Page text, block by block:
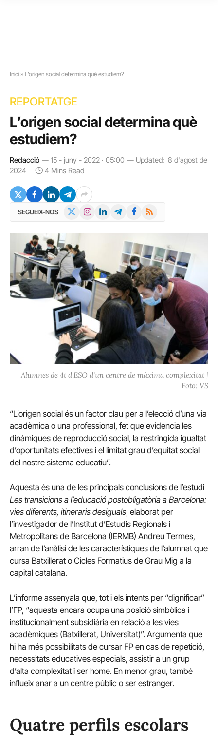
Inici » L’origen social determina què estudiem?
REPORTATGE
L’origen social determina què
estudiem?
Redacció 15 - juny - 2022 · 05:00 Updated: 8 d'agost de
2024
4 Mins Read
SEGUEIX-NOS InstagramLinkedInTelegramFacebook
RSS
Alumnes de 4t d'ESO d'un centre de màxima complexitat |
Foto: VS
“L’origen social és un factor clau per a l’elecció d’una via
acadèmica o una professional, fet que evidencia les
dinàmiques de reproducció social, la restringida igualtat
d’oportunitats efectives i el limitat grau d’equitat social
del nostre sistema educatiu”.
Aquesta és una de les principals conclusions de l’estudi
Les transicions a l’educació postobligatòria a Barcelona:
vies diferents, itineraris desiguals, elaborat per
l’investigador de l’Institut d’Estudis Regionals i
Metropolitans de Barcelona (IERMB) Andreu Termes,
arran de l’anàlisi de les característiques de l’alumnat que
cursa Batxillerat o Cicles Formatius de Grau Mig a la
capital catalana.
L’informe assenyala que, tot i els intents per “dignificar”
l’FP, “aquesta encara ocupa una posició simbòlica i
institucionalment subsidiària en relació a les vies
acadèmiques (Batxillerat, Universitat)”. Argumenta que
hi ha més possibilitats de cursar FP en cas de repetició,
necessitats educatives especials, assistir a un grup
d’alta complexitat i ser home. En menor grau, també
influeix anar a un centre públic o ser estranger.
Quatre perfils escolars